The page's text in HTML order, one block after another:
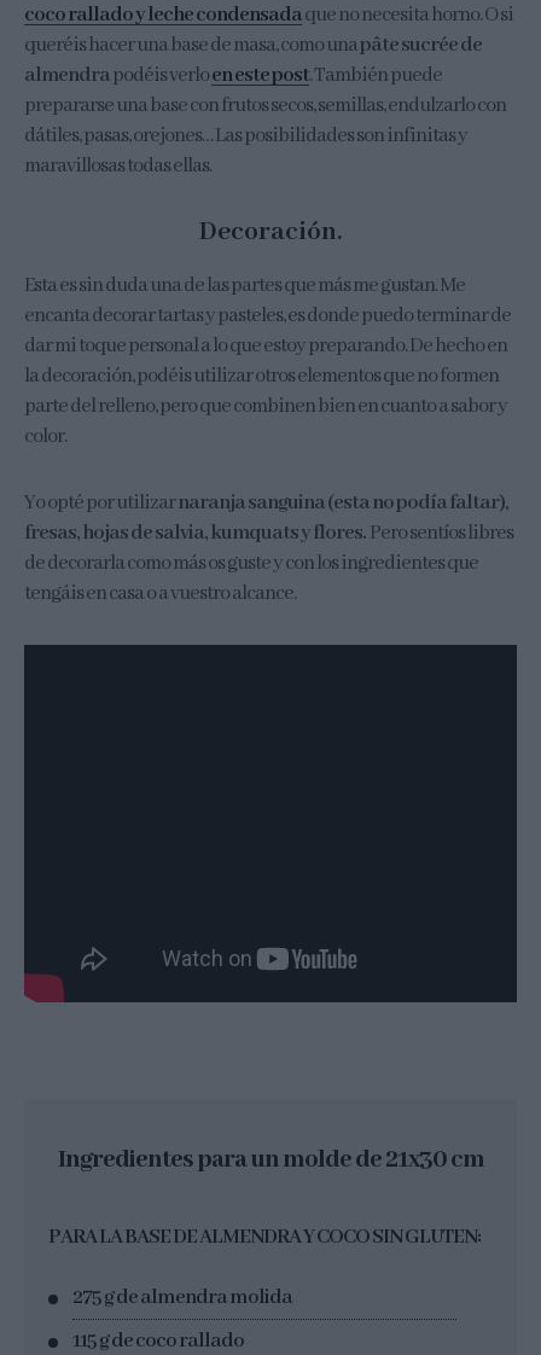
coco rallado y leche condensadaque no necesita horno. O si
queréis hacer una base de masa, como unapâte sucrée de
almendrapodéis verloen este post. También puede
prepararse una base con frutos secos, semillas, endulzarlo con
dátiles, pasas, orejones… Las posibilidades son infinitas y
maravillosas todas ellas.
Decoración.
Esta es sin duda una de las partes que más me gustan. Me
encanta decorar tartas y pasteles, es donde puedo terminar de
dar mi toque personal a lo que estoy preparando. De hecho en
la decoración, podéis utilizar otros elementos que no formen
parte del relleno, pero que combinen bien en cuanto a sabor y
color.
Yo opté por utilizarnaranja sanguina (esta no podía faltar),
fresas, hojas de salvia, kumquats y flores.Pero sentíos libres
de decorarla como más os guste y con los ingredientes que
tengáis en casa o a vuestro alcance.
Ingredientes para un molde de 21x30 cm
PARA LA BASE DE ALMENDRA Y COCO SIN GLUTEN:
275 g de almendra molida
115 g de coco rallado